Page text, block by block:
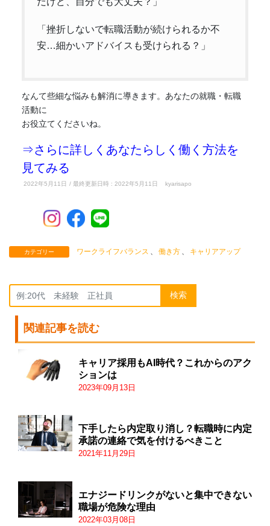
「挫折しないで転職活動が続けられるか不
安…細かいアドバイスも受けられる？」
なんて些細な悩みも解消に導きます。あなたの就職・転職
活動に
お役立てくださいね。
⇒さらに詳しくあなたらしく働く方法を
見てみる
2022年5月11日 / 最終更新日時 : 2022年5月11日 kyarisapo
カテゴリー ワークライフバランス 働き方 キャリアアップ
検索
関連記事を読む
キャリア採用もAI時代？これからのアク
ションは
2023年09月13日
下手したら内定取り消し？転職時に内定
承諾の連絡で気を付けるべきこと
2021年11月29日
エナジードリンクがないと集中できない
職場が危険な理由
2022年03月08日